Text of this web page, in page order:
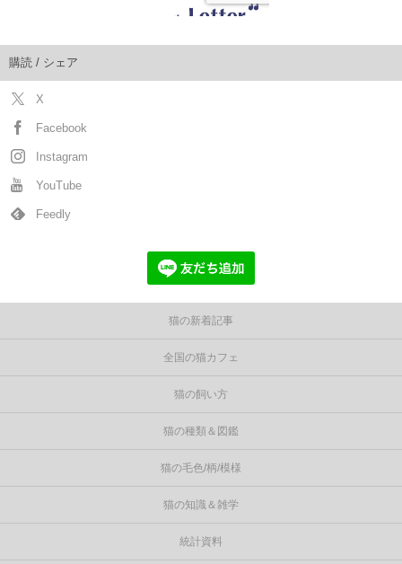
購読 / シェア
X
Facebook
Instagram
YouTube
Feedly
猫の新着記事
全国の猫カフェ
猫の飼い方
猫の種類＆図鑑
猫の毛色/柄/模様
猫の知識＆雑学
統計資料